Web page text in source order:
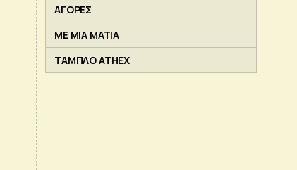
ΑΓΟΡΕΣ
ΜΕ ΜΙΑ ΜΑΤΙΑ
ΤΑΜΠΛΟ ATHEX